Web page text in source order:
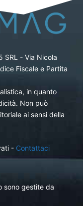
SRL - Via Nicola
Fiscale e Partita
in quanto
Non può
ai sensi della
- Contattaci
sono gestite da